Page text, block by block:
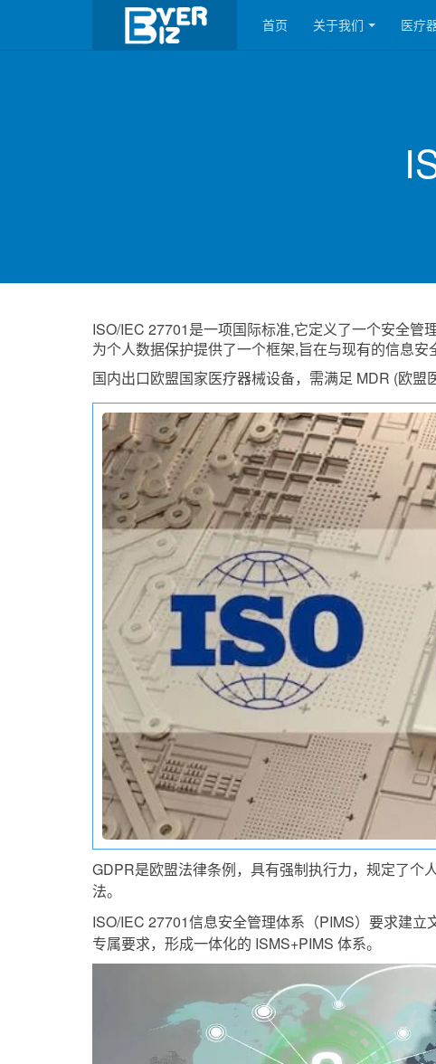
首页 关于我们 医疗
ISO/IEC 27701是一项国际标准,它定义了一个安全
为个人数据保护提供了一个框架,旨在与现有的信息安
国内出口欧盟国家医疗器械设备，需满足 MDR (欧盟
GDPR是欧盟法律条例，具有强制执行力，规定了个
法。
ISO/IEC 27701信息安全管理体系（PIMS）要求建
专属要求，形成一体化的 ISMS+PIMS 体系。